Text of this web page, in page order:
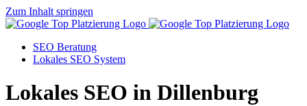
Zum Inhalt springen
SEO Beratung
Lokales SEO System
Lokales SEO in Dillenburg